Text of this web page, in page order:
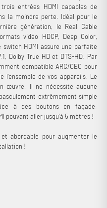
entrées HDMI capables de
la moindre perte. Idéal pour le
génération, le Real Cable
vidéo HDCP, Deep Color,
switch HDMI assure une parfaite
Dolby True HD et DTS-HD. Par
compatible ARC/CEC pour
l’ensemble de vos appareils. Le
œuvre. Il ne nécessite aucune
extrêmement simple
à des boutons en façade.
pouvant aller jusqu’à 5 mètres !
abordable pour augmenter le
!